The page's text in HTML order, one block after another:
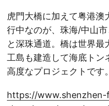
虎門大橋に加えて粤港澳
行中なのが、珠海/中山
と深珠通道。橋は世界最
工島も建造して海底トン
高度なプロジェクトです。
https://